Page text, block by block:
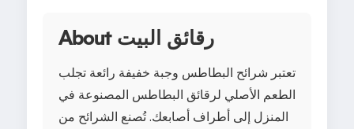
About رقائق البيت
تعتبر شرائح البطاطس وجبة خفيفة رائعة تجلب
الطعم الأصلي لرقائق البطاطس المصنوعة في
المنزل إلى أطراف أصابعك. تُصنع الشرائح من